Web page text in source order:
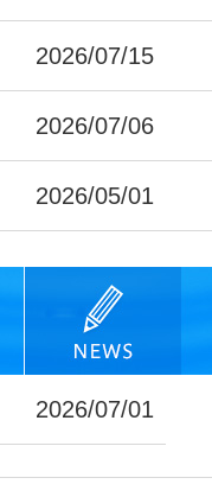
2026/07/15
2026/07/06
2026/05/01
2026/07/01